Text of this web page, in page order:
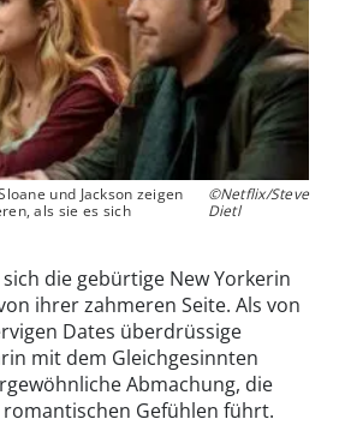
und Jackson zeigen
als sie es sich
©Netflix/Steve
Dietl
die gebürtige New Yorkerin
ihrer zahmeren Seite. Als von
Dates überdrüssige
mit dem Gleichgesinnten
Abmachung, die
Gefühlen führt.